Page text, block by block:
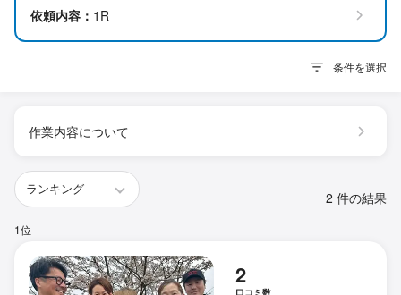
依頼内容： 1R
条件を選択
作業内容について
2 件の結果
1位
2